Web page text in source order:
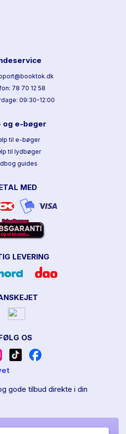
78 70 12 58
09:30-12:00
og e-bøger
til e-bøger
til lydbøger
guides
MED
LEVERING
OS
gode tilbud direkte i din